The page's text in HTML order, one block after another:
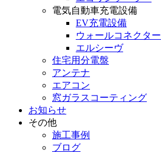
電気自動車充電設備
EV充電設備
ウォールコネクター
エルシーヴ
住宅用分電盤
アンテナ
エアコン
窓ガラスコーティング
お知らせ
その他
施工事例
ブログ